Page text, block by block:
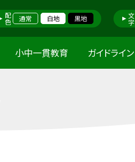
配色 通常 白地 黒地 文字
小中一貫教育 ガイドライン